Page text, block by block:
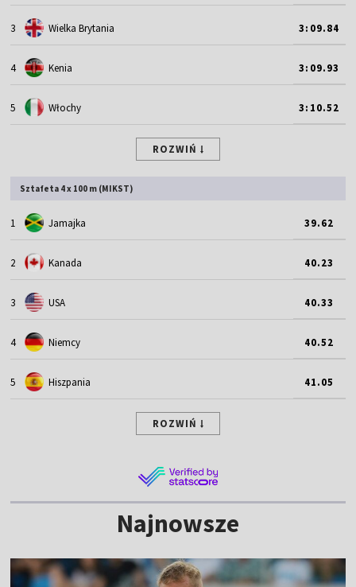
3 Wielka Brytania 3:09.84
4 Kenia 3:09.93
5 Włochy 3:10.52
ROZWIŃ
Sztafeta 4 x 100 m (MIKST)
1 Jamajka 39.62
2 Kanada 40.23
3 USA 40.33
4 Niemcy 40.52
5 Hiszpania 41.05
ROZWIŃ
Najnowsze